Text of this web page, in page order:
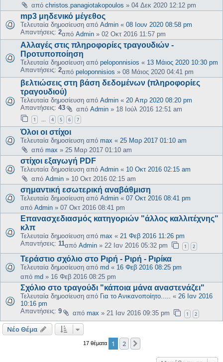
από christos.panagiotakopoulos » 04 Δεκ 2020 12:12 pm
mp3 μηδενικό μέγεθος
Τελευταία δημοσίευση από Admin « 08 Ιουν 2020 08:58 pm
Απαντήσεις: 2από Admin » 02 Οκτ 2016 11:57 pm
Αλλαγές στις πληροφορίες τραγουδιών -
Προτυποποίηση
Τελευταία δημοσίευση από peloponnisios « 13 Μάιος 2020 10:30 pm
Απαντήσεις: 2από peloponnisios » 08 Μάιος 2020 04:41 pm
βελτιώσεις στη βάση δεδομένων (πληροφορίες
τραγουδιού)
Τελευταία δημοσίευση από Admin « 20 Απρ 2020 08:20 pm
Απαντήσεις: 43 από Admin » 18 Ιούλ 2016 12:51 am
1 … 4 5 6 7
Όλοι οι στίχοι
Τελευταία δημοσίευση από max « 25 Μαρ 2017 01:10 am
από max » 25 Μαρ 2017 01:10 am
στίχοι εξαγωγή PDF
Τελευταία δημοσίευση από Admin « 10 Οκτ 2016 02:15 am
από Admin » 10 Οκτ 2016 02:15 am
σημαντική εσωτερική αναβάθμιση
Τελευταία δημοσίευση από Admin « 07 Οκτ 2016 08:41 pm
από Admin » 07 Οκτ 2016 08:41 pm
Επανασχεδιασμός κατηγοριών "άλλος καλλιτέχνης"
κλπ
Τελευταία δημοσίευση από max « 21 Φεβ 2016 11:26 pm
Απαντήσεις: 11από Admin » 22 Ιαν 2016 05:32 pm 1 2
Τεράστιο σχόλιο στο Ριρή - Ριρή - Ριρίκα
Τελευταία δημοσίευση από md « 16 Φεβ 2016 08:25 pm
από md » 16 Φεβ 2016 08:25 pm
Σχόλιο στο τραγούδι "κάποια μάνα αναστενάζει"
Τελευταία δημοσίευση από Για το Ανικανοποίητο..... « 26 Ιαν 2016
10:16 pm
Απαντήσεις: 9 από max » 21 Ιαν 2016 09:35 pm 1 2
Νέο Θέμα
17 θέματα 1 2